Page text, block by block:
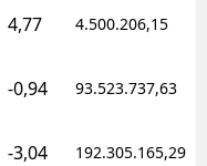
4,77 4.500.206,15
-0,94 93.523.737,63
-3,04 192.305.165,29